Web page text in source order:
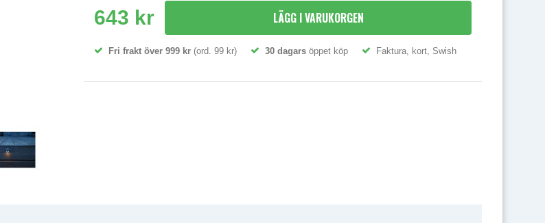
643 kr LÄGG I VARUKORGEN
Fri frakt över 999 kr (ord. 99 kr) 30 dagars öppet köp Faktura, kort, Swish